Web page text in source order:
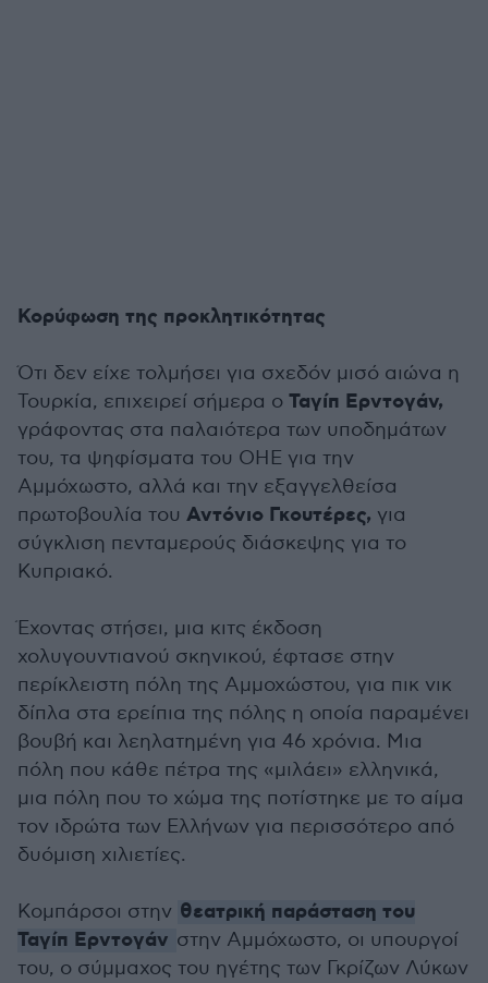
Κορύφωση της προκλητικότητας
Ότι δεν είχε τολμήσει για σχεδόν μισό αιώνα η
Τουρκία, επιχειρεί σήμερα ο Ταγίπ Ερντογάν,
γράφοντας στα παλαιότερα των υποδημάτων
του, τα ψηφίσματα του ΟΗΕ για την
Αμμόχωστο, αλλά και την εξαγγελθείσα
πρωτοβουλία του Αντόνιο Γκουτέρες, για
σύγκλιση πενταμερούς διάσκεψης για το
Κυπριακό.
Έχοντας στήσει, μια κιτς έκδοση
χολυγουντιανού σκηνικού, έφτασε στην
περίκλειστη πόλη της Αμμοχώστου, για πικ νικ
δίπλα στα ερείπια της πόλης η οποία παραμένει
βουβή και λεηλατημένη για 46 χρόνια. Μια
πόλη που κάθε πέτρα της «μιλάει» ελληνικά,
μια πόλη που το χώμα της ποτίστηκε με το αίμα
τον ιδρώτα των Ελλήνων για περισσότερο από
δυόμιση χιλιετίες.
Κομπάρσοι στην θεατρική παράσταση του
Ταγίπ Ερντογάν στην Αμμόχωστο, οι υπουργοί
του, ο σύμμαχος του ηγέτης των Γκρίζων Λύκων